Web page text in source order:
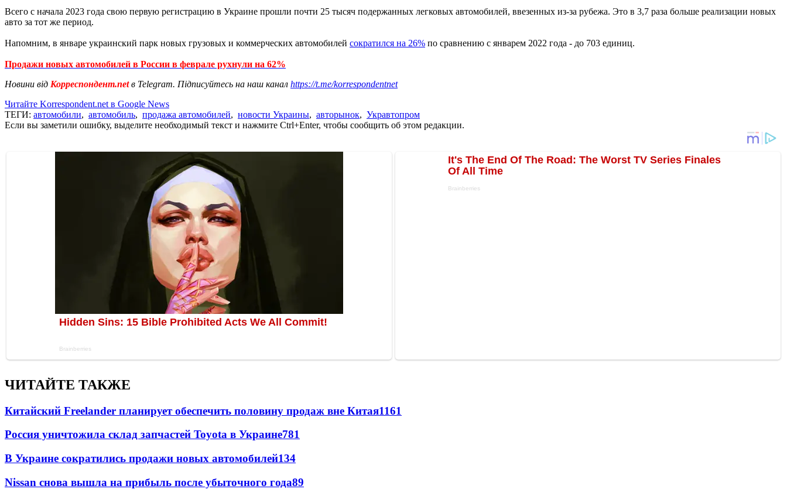
Всего с начала 2023 года свою первую регистрацию в Украине прошли почти 25 тысяч подержанных легковых автомобилей, ввезенных из-за рубежа. Это в 3,7 раза больше реализации новых
авто за тот же период.
Напомним, в январе украинский парк новых грузовых и коммерческих автомобилей сократился на 26% по сравнению с январем 2022 года - до 703 единиц.
Продажи новых автомобилей в России в феврале рухнули на 62%
Новини від Корреспондент.netв Telegram. Підписуйтесь на наш канал https://t.me/korrespondentnet
Читайте Korrespondent.net в Google News
ТЕГИ: автомобили, автомобиль, продажа автомобилей, новости Украины, авторынок, Укравтопром
Если вы заметили ошибку, выделите необходимый текст и нажмите Ctrl+Enter, чтобы сообщить об этом редакции.
ЧИТАЙТЕ ТАКЖЕ
Китайский Freelander планирует обеспечить половину продаж вне Китая1161
Россия уничтожила склад запчастей Toyota в Украине781
В Украине сократились продажи новых автомобилей134
Nissan снова вышла на прибыль после убыточного года89